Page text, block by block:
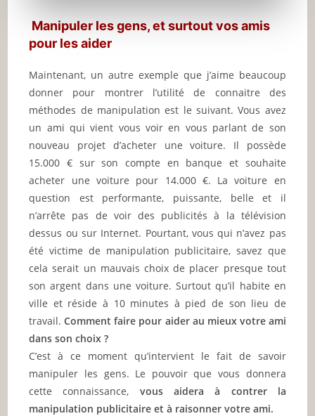
Manipuler les gens, et surtout vos amis
pour les aider
Maintenant, un autre exemple que j’aime beaucoup
donner pour montrer l’utilité de connaitre des
méthodes de manipulation est le suivant. Vous avez
un ami qui vient vous voir en vous parlant de son
nouveau projet d’acheter une voiture. Il possède
15.000 € sur son compte en banque et souhaite
acheter une voiture pour 14.000 €. La voiture en
question est performante, puissante, belle et il
n’arrête pas de voir des publicités à la télévision
dessus ou sur Internet. Pourtant, vous qui n’avez pas
été victime de manipulation publicitaire, savez que
cela serait un mauvais choix de placer presque tout
son argent dans une voiture. Surtout qu’il habite en
ville et réside à 10 minutes à pied de son lieu de
travail.Comment faire pour aider au mieux votre ami
dans son choix ?
C’est à ce moment qu’intervient le fait de savoir
manipuler les gens. Le pouvoir que vous donnera
cette connaissance, vous aidera à contrer la
manipulation publicitaire et à raisonner votre ami.